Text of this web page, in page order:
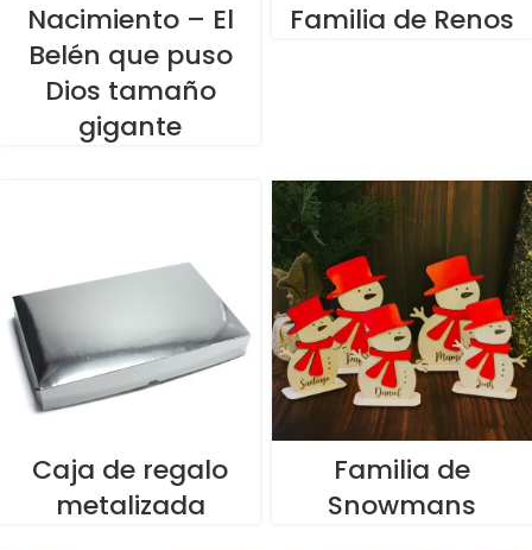
Nacimiento – El
Belén que puso
Dios tamaño
gigante
Familia de Renos
Caja de regalo
metalizada
Familia de
Snowmans